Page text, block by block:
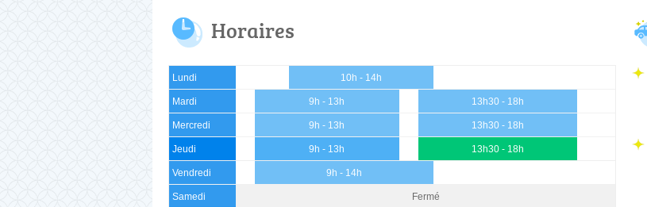
Horaires
Lundi 10h - 14h
Mardi 9h - 13h 13h30 - 18h
Mercredi 9h - 13h 13h30 - 18h
Jeudi 9h - 13h 13h30 - 18h
Vendredi 9h - 14h
Samedi Fermé